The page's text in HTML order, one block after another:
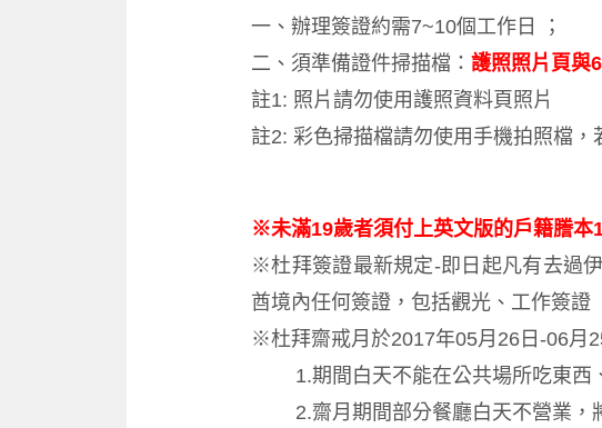
一、 辦理簽證約需7~10個工作日 ；
二 、 須準備證件掃描檔： 護照照片頁與
註1: 照片請勿使用護照資料頁照片
註2: 彩色掃描檔請勿使用手機拍照檔
※未滿19歲者須付上英文版的戶籍謄本
※杜拜簽證最新規定-即日起凡有去過
酋境內任何簽證，包括觀光、工作簽證
※杜拜齋戒月於2017年05月26日-06月
1.期間白天不能在公共場所吃東
2.齋月期間部分餐廳白天不營業，